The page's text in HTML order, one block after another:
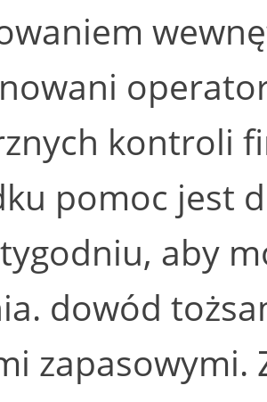
kontroli
pomoc jest
aby
dowód
zapasowymi.